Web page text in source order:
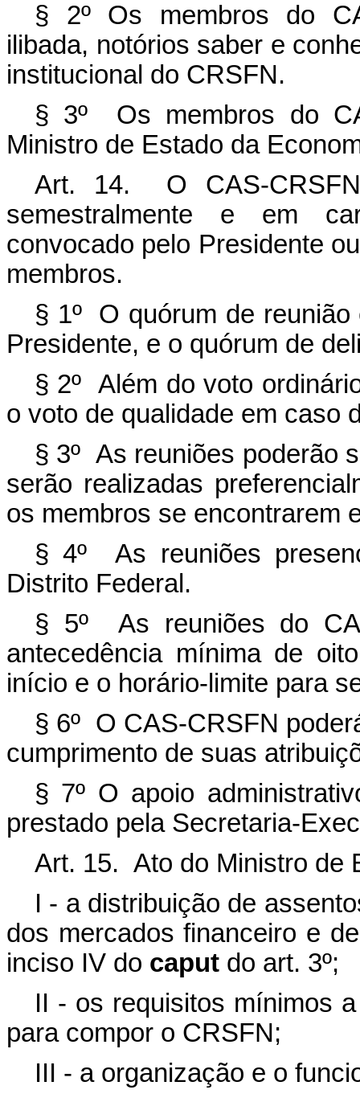
§ 2º Os membros do
ilibada, notórios saber e
institucional do CRSFN.
§ 3º Os membros do
Ministro de Estado da
Art. 14. O CAS-
semestralmente e em
convocado pelo Presidente
membros.
§ 1º O quórum de
Presidente, e o quórum de
§ 2º Além do voto
o voto de qualidade em caso
§ 3º As reuniões poderão
serão realizadas
os membros se encontrarem
§ 4º As reuniões
Distrito Federal.
§ 5º As reuniões do
antecedência mínima de
início e o horário-limite para
§ 6º O CAS-CRSFN
cumprimento de suas
§ 7º O apoio
prestado pela Secretaria-
Art. 15. Ato do Ministro de
I - a distribuição de
dos mercados financeiro e
inciso IV do caput do art. 3º;
II - os requisitos mínimos
para compor o CRSFN;
III - a organização e o